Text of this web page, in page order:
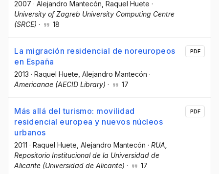
2007 · Alejandro Mantecón , Raquel Huete ·
University of Zagreb University Computing Centre
(SRCE) · 18
La migración residencial de noreuropeos
en España
2013 · Raquel Huete , Alejandro Mantecón ·
Americanae (AECID Library) · 17
PDF
Más allá del turismo: movilidad
residencial europea y nuevos núcleos
urbanos
2011 · Raquel Huete , Alejandro Mantecón · RUA,
Repositorio Institucional de la Universidad de
Alicante (Universidad de Alicante) · 17
PDF